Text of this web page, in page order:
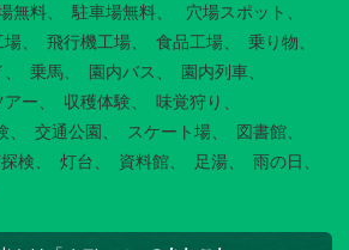
無料 駐車場無料
穴場スポット
場 飛行機工場 食品工場
乗り物
乗馬 園内バス
園内列車
アー 収穫体験
味覚狩り
交通公園 スケート場
図書館
検 灯台 資料館 足湯
雨の日